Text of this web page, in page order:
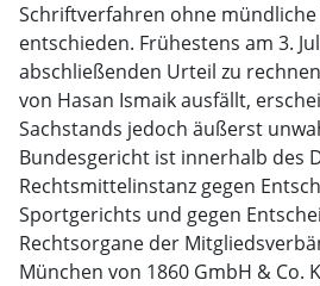
Schriftverfahren ohne
entschieden. Frühestens am 3.
abschließenden Urteil zu
von Hasan Ismaik ausfällt,
Sachstands jedoch äußerst
Bundesgericht ist innerhalb des
Rechtsmittelinstanz gegen
Sportgerichts und gegen
Rechtsorgane der
München von 1860 GmbH & Co.